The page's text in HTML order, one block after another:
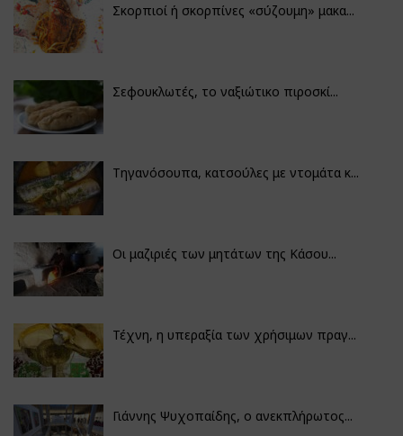
Σκορπιοί ή σκορπίνες «σύζουμη» μακα...
Σεφουκλωτές, το ναξιώτικο πιροσκί...
Τηγανόσουπα, κατσούλες με ντομάτα κ...
Οι μαζιριές των μητάτων της Κάσου...
Τέχνη, η υπεραξία των χρήσιμων πραγ...
Γιάννης Ψυχοπαίδης, ο ανεκπλήρωτος...